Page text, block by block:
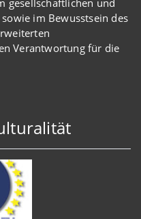
gesellschaftlichen und
im Bewusstsein des
Verantwortung für die